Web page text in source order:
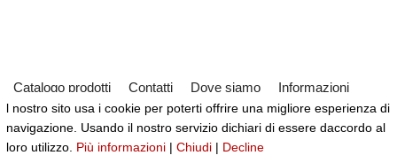
Catalogo prodotti Contatti Dove siamo
Informazioni
Partner
Servizi Virtual Tour del Negozio
Neve| Powered byWordPress
l nostro sito usa i cookie per poterti offrire una migliore esperienza di
navigazione. Usando il nostro servizio dichiari di essere daccordo al
loro utilizzo. Più informazioni | Chiudi | Decline